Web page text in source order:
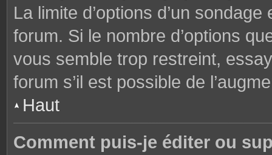
La limite d’options d’un
forum. Si le nombre d’options
vous semble trop restreint,
forum s’il est possible de
Haut
Comment puis-je éditer ou